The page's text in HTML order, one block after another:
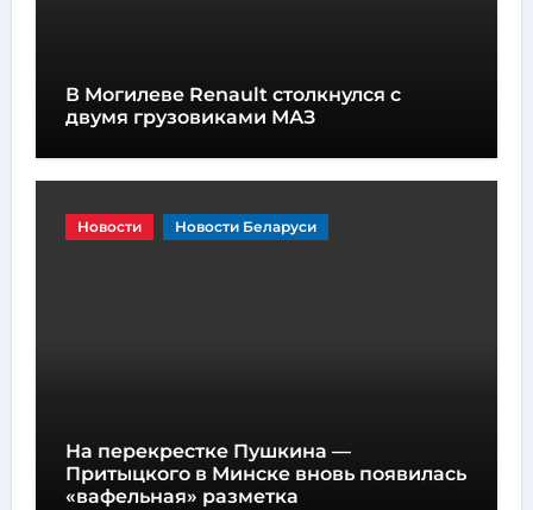
В Могилеве Renault столкнулся с
двумя грузовиками МАЗ
Новости Новости Беларуси
На перекрестке Пушкина —
Притыцкого в Минске вновь появилась
«вафельная» разметка